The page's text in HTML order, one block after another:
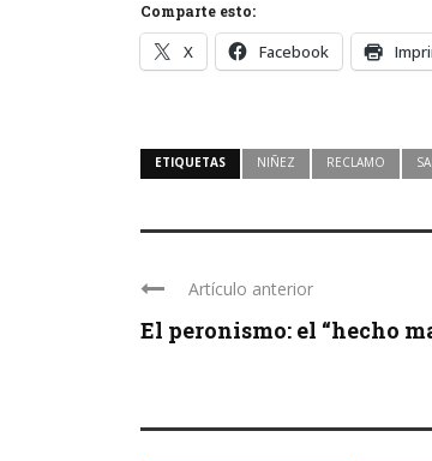
Comparte esto:
X Facebook
ETIQUETAS NIÑEZ RECLAMO
Artículo anterior
El peronismo: el “hecho